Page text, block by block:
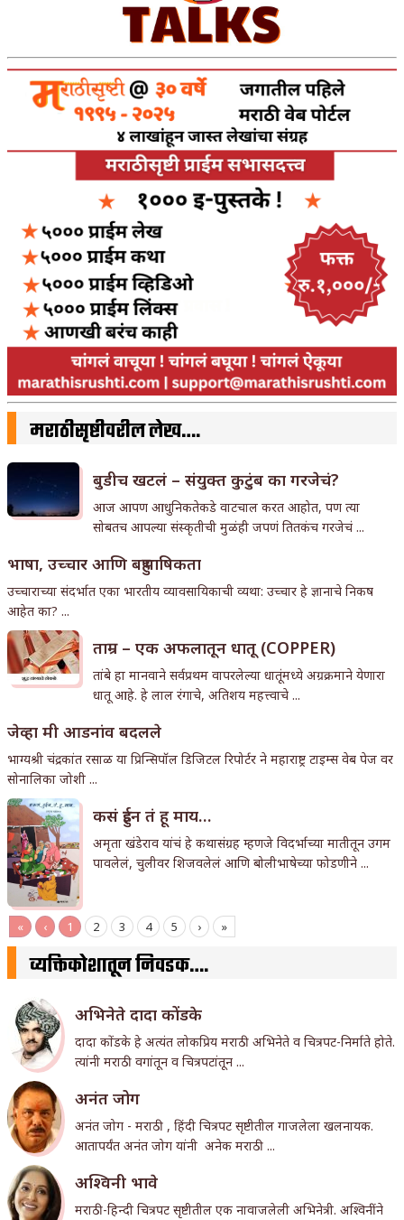
मराठीसृष्टीवरील लेख….
बुडीच खटलं – संयुक्त कुटुंब का गरजेचं?
आज आपण आधुनिकतेकडे वाटचाल करत आहोत, पण त्या
सोबतच आपल्या संस्कृतीची मुळंही जपणं तितकंच गरजेचं ...
भाषा, उच्चार आणि बहुभाषिकता
उच्चाराच्या संदर्भात एका भारतीय व्यावसायिकाची व्यथा: उच्चार हे ज्ञानाचे निकष
आहेत का? ...
ताम्र – एक अफलातून धातू (COPPER)
तांबे हा मानवाने सर्वप्रथम वापरलेल्या धातूंमध्ये अग्रक्रमाने येणारा
धातू आहे. हे लाल रंगाचे, अतिशय महत्त्वाचे ...
जेव्हा मी आडनांव बदलले
भाग्यश्री चंद्रकांत रसाळ या प्रिन्सिपॉल डिजिटल रिपोर्टर ने महाराष्ट्र टाइम्स वेब पेज वर
सोनालिका जोशी ...
कसं हुईन तं हू माय…
अमृता खंडेराव यांचं हे कथासंग्रह म्हणजे विदर्भाच्या मातीतून उगम
पावलेलं, चुलीवर शिजवलेलं आणि बोलीभाषेच्या फोडणीने ...
« ‹ 1 2 3 4 5 › »
व्यक्तिकोशातून निवडक….
अभिनेते दादा कोंडके
दादा कोंडके हे अत्यंत लोकप्रिय मराठी अभिनेते व चित्रपट-निर्माते होते.
त्यांनी मराठी वगांतून व चित्रपटांतून ...
अनंत जोग
अनंत जोग - मराठी , हिंदी चित्रपट सृष्टीतील गाजलेला खलनायक.
आतापर्यंत अनंत जोग यांनी अनेक मराठी ...
अश्विनी भावे
मराठी-हिन्दी चित्रपट सृष्टीतील एक नावाजलेली अभिनेत्री. अश्विनींने